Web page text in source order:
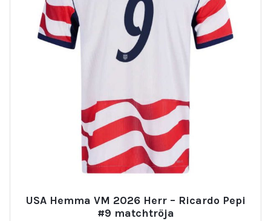
USA Hemma VM 2026 Herr – Ricardo Pepi
#9 matchtröja